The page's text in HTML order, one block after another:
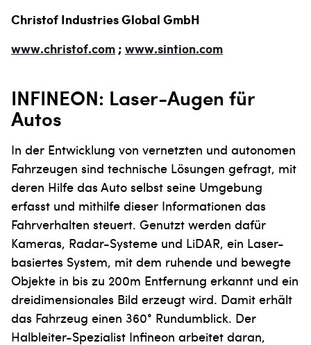
Christof Industries Global GmbH
www.christof.com;www.sintion.com
INFINEON: Laser-Augen für
Autos
In der Entwicklung von vernetzten und autonomen
Fahrzeugen sind technische Lösungen gefragt, mit
deren Hilfe das Auto selbst seine Umgebung
erfasst und mithilfe dieser Informationen das
Fahrverhalten steuert. Genutzt werden dafür
Kameras, Radar-Systeme und LiDAR, ein Laser-
basiertes System, mit dem ruhende und bewegte
Objekte in bis zu 200m Entfernung erkannt und ein
dreidimensio­nales Bild erzeugt wird. Damit erhält
das Fahrzeug einen 360° Rundumblick. Der
Halbleiter-Spezialist Infineon arbeitet daran,